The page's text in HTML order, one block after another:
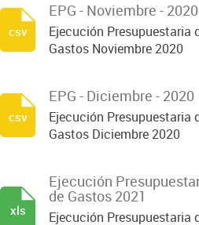
EPG - Noviembre - 2020
Ejecución Presupuestaria
Gastos Noviembre 2020
csv
EPG - Diciembre - 2020
Ejecución Presupuestaria
Gastos Diciembre 2020
csv
Ejecución
de Gastos 2021
Ejecución Presupuestaria
xls